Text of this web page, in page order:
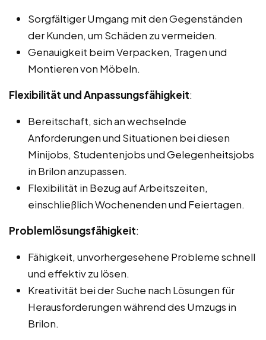
Sorgfältiger Umgang mit den Gegenständen
der Kunden, um Schäden zu vermeiden.
Genauigkeit beim Verpacken, Tragen und
Montieren von Möbeln.
Flexibilität und Anpassungsfähigkeit:
Bereitschaft, sich an wechselnde
Anforderungen und Situationen bei diesen
Minijobs, Studentenjobs und Gelegenheitsjobs
in Brilon anzupassen.
Flexibilität in Bezug auf Arbeitszeiten,
einschließlich Wochenenden und Feiertagen.
Problemlösungsfähigkeit:
Fähigkeit, unvorhergesehene Probleme schnell
und effektiv zu lösen.
Kreativität bei der Suche nach Lösungen für
Herausforderungen während des Umzugs in
Brilon.